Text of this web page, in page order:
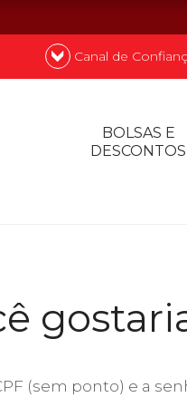
Canal de
BOLSAS E
DESCONTOS
(sem ponto) e a